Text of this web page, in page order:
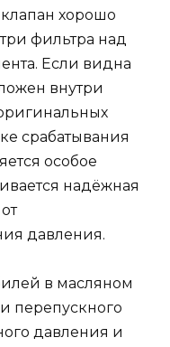
клапан хорошо
фильтра над
Если видна
внутри
срабатывания
особое
надёжная
давления.
в масляном
перепускного
давления и